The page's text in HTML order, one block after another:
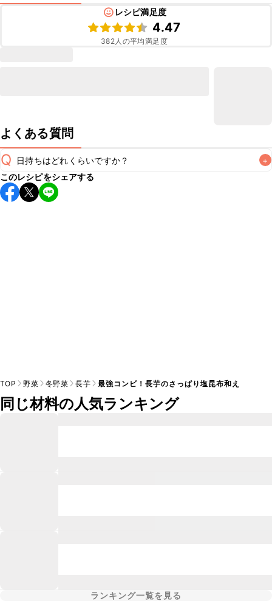
レシピ満足度
4.47
382人の平均満足度
よくある質問
Q 日持ちはどれくらいですか？ +
保存期間は冷蔵で当日中が目安です。なるべくお早めにお召
し上がりください。
このレシピをシェアする
TOP 野菜 冬野菜 長芋 最強コンビ！長芋のさっぱり塩昆布和え
同じ材料の人気ランキング
ランキング一覧を見る